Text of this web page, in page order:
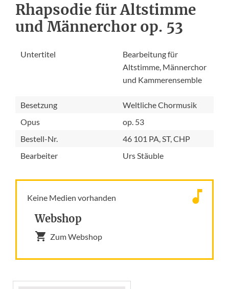
Rhapsodie für Altstimme
und Männerchor op. 53
Untertitel
Bearbeitung für
Altstimme, Männerchor
und Kammerensemble
Besetzung
Weltliche Chormusik
Opus
op. 53
Bestell-Nr.
46 101 PA, ST, CHP
Bearbeiter
Urs Stäuble
Keine Medien vorhanden
Webshop
Zum Webshop